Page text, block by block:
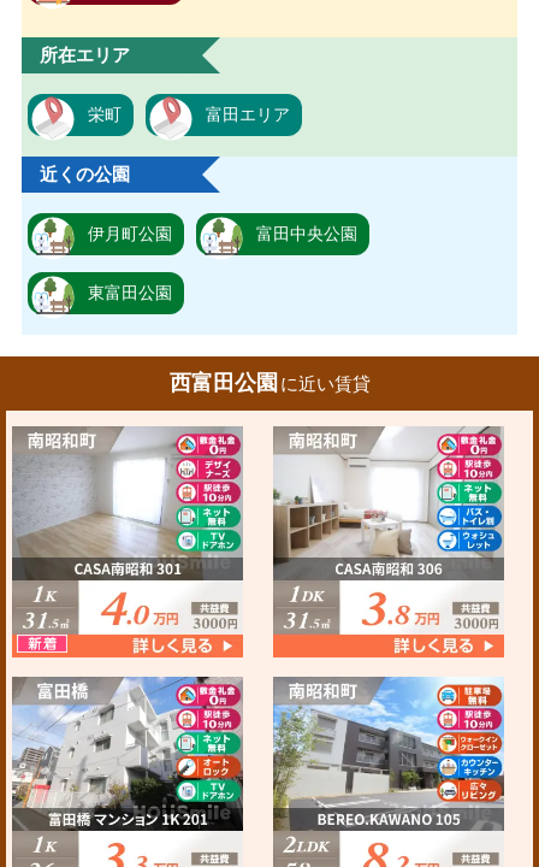
所在エリア
栄町 富田エリア
近くの公園
伊月町公園 富田中央公園
東富田公園
西富田公園 に近い賃貸